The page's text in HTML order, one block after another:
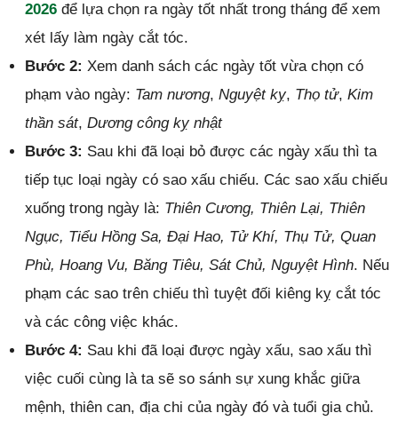
2026để lựa chọn ra ngày tốt nhất trong tháng để xem
xét lấy làm ngày cắt tóc.
Bước 2: Xem danh sách các ngày tốt vừa chọn có
phạm vào ngày: Tam nương, Nguyệt kỵ, Thọ tử, Kim
thần sát, Dương công kỵ nhật
Bước 3: Sau khi đã loại bỏ được các ngày xấu thì ta
tiếp tục loại ngày có sao xấu chiếu. Các sao xấu chiếu
xuống trong ngày là: Thiên Cương, Thiên Lại, Thiên
Ngục, Tiểu Hồng Sa, Đại Hao, Tử Khí, Thụ Tử, Quan
Phù, Hoang Vu, Băng Tiêu, Sát Chủ, Nguyệt Hình. Nếu
phạm các sao trên chiếu thì tuyệt đối kiêng kỵ cắt tóc
và các công việc khác.
Bước 4: Sau khi đã loại được ngày xấu, sao xấu thì
việc cuối cùng là ta sẽ so sánh sự xung khắc giữa
mệnh, thiên can, địa chi của ngày đó và tuổi gia chủ.